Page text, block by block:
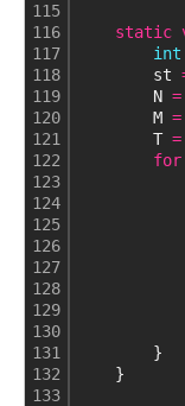
115
116
117
118
119
120
121
122
123
124
125
126
127
128
129
130
131
132
133
static
int
st
N =
M =
T =
for
}
}